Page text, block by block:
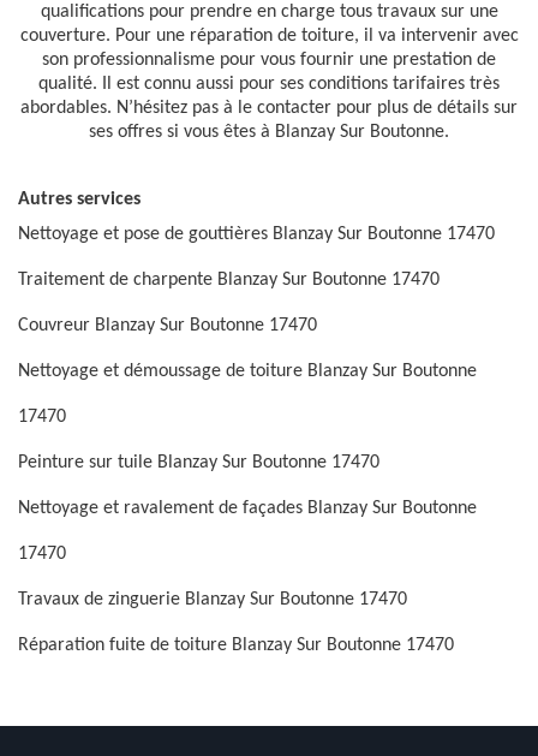
qualifications pour prendre en charge tous travaux sur une
couverture. Pour une réparation de toiture, il va intervenir avec
son professionnalisme pour vous fournir une prestation de
qualité. Il est connu aussi pour ses conditions tarifaires très
abordables. N’hésitez pas à le contacter pour plus de détails sur
ses offres si vous êtes à Blanzay Sur Boutonne.
Autres services
Nettoyage et pose de gouttières Blanzay Sur Boutonne 17470
Traitement de charpente Blanzay Sur Boutonne 17470
Couvreur Blanzay Sur Boutonne 17470
Nettoyage et démoussage de toiture Blanzay Sur Boutonne
17470
Peinture sur tuile Blanzay Sur Boutonne 17470
Nettoyage et ravalement de façades Blanzay Sur Boutonne
17470
Travaux de zinguerie Blanzay Sur Boutonne 17470
Réparation fuite de toiture Blanzay Sur Boutonne 17470